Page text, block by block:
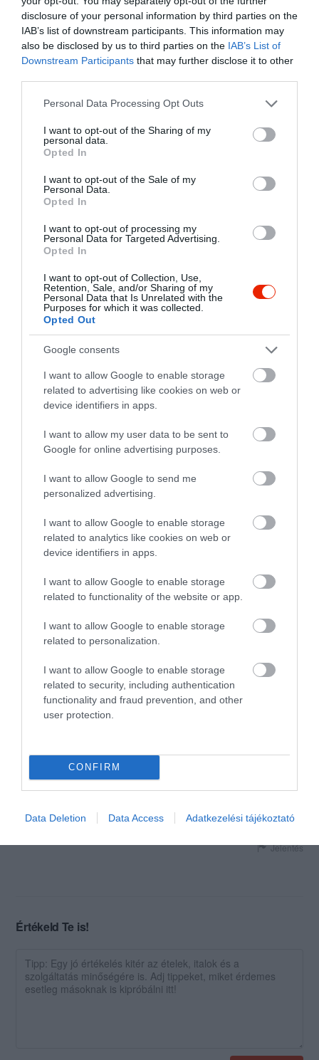
disclosure of your personal information by third parties on the
IAB’s list of downstream participants. This information may
also be disclosed by us to third parties on the IAB’s List of
Downstream Participants that may further disclose it to other
Please note that this website/app uses one or more Google
not limited to your visit or usage behaviour. You may click to
grant or deny consent to Google and its third-party tags to
use your data for below specified purposes in below Google
consent section.
Personal Data Processing Opt Outs
I want to opt-out of the Sharing of my
personal data.
Opted In
I want to opt-out of the Sale of my
Personal Data.
Opted In
I want to opt-out of processing my
Personal Data for Targeted Advertising.
Opted In
I want to opt-out of Collection, Use,
Retention, Sale, and/or Sharing of my
Personal Data that Is Unrelated with the
Purposes for which it was collected.
Opted Out
Google consents
I want to allow Google to enable storage
related to advertising like cookies on web or
device identifiers in apps.
I want to allow my user data to be sent to
Google for online advertising purposes.
I want to allow Google to send me
personalized advertising.
I want to allow Google to enable storage
related to analytics like cookies on web or
device identifiers in apps.
I want to allow Google to enable storage
related to functionality of the website or app.
I want to allow Google to enable storage
related to personalization.
I want to allow Google to enable storage
related to security, including authentication
functionality and fraud prevention, and other
user protection.
CONFIRM
Data Deletion Data Access Adatkezelési tájékoztató
Értékelések
4.9
Összesen 8
5 7
3 0
2 0
1 0
Sebő Zsuzsanna
Udvarias, gyors kiszolgálás.
Nagyon rendben lévő kaják,
jókora adagok. Számomra
nagyon megnyerő volt, hogy
ebéd után mehetsz akár
tárgyalásra, moziba, bárhová.
voltam.
Molnár Zoltán
2020. Január 20.
figyelmes kiszolgálás. Az ár-
érték arány megfelelő.
Kondor Kandi
2019. Október 27.
párat kipróbáltam már ! -
személyzet-kiszolgálás -ételek
kiválóak mind !Mivel mindig
sokan vannak,érdemes helyet
foglalni!
Jelentés
Értékeld Te is!